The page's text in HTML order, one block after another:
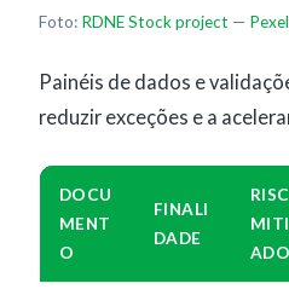
Foto: RDNE Stock project —
Painéis de dados e
reduzir exceções e a
DOCU
MENT
O
FINALI
DADE
ADO